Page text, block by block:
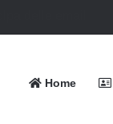
Home